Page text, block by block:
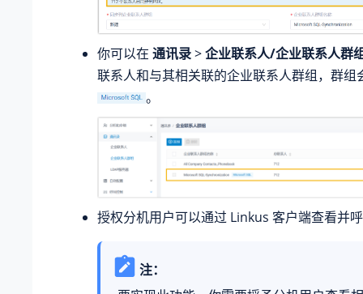
你可以在 通讯录>企业联系人/企业联系人群
联系人和与其相关联的企业联系人群组，群组
。
授权分机用户可以通过 Linkus 客户端查看并
注：